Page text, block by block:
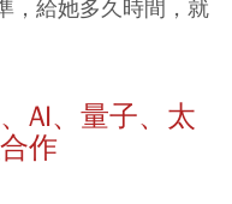
，給她多久時間，就
AI、量子、太
作